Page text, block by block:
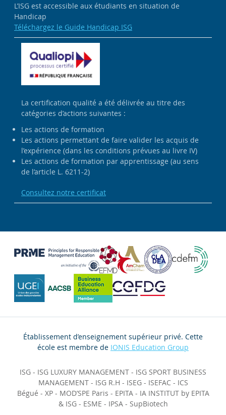
L’ISG est accessible aux étudiants en situation de
Handicap
Téléchargez le Guide Handicap ISG
La certification qualité a été délivrée au titre des
catégories d’actions suivantes :
Les actions de formation
Les actions permettant de faire valider les acquis de
l’expérience (dans les conditions prévues au livre IV)
Les actions de formation par apprentissage (au sens
de l’article L. 6211-2)
Consultez notre certificat
Établissement d’enseignement supérieur privé. Cette
école est membre de IONIS Education Group
ISG - ISG LUXURY MANAGEMENT - ISG SPORT BUSINESS
MANAGEMENT- ISG R.H - ISEG- ISEFAC- ICS
Bégué - XP- MOD’SPE Paris - EPITA- IA INSTITUT by EPITA
& ISG- ESME - IPSA- SupBiotech